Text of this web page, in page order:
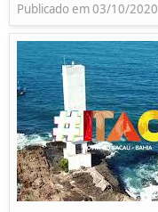
Publicado em 03/10/2020